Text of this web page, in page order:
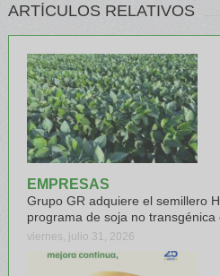
ARTÍCULOS RELATIVOS
EMPRESAS
Grupo GR adquiere el semillero
programa de soja no transgénica
viernes, julio 31, 2026